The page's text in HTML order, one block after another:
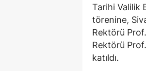
Tarihi Valilik
törenine,
Rektörü
Rektörü
katıldı.